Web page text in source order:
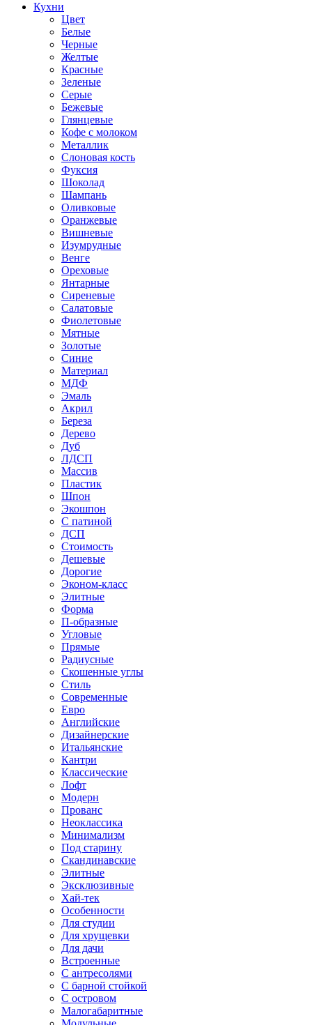
Кухни
Цвет
Белые
Черные
Желтые
Красные
Зеленые
Серые
Бежевые
Глянцевые
Кофе с молоком
Металлик
Слоновая кость
Фуксия
Шоколад
Шампань
Оливковые
Оранжевые
Вишневые
Изумрудные
Венге
Ореховые
Янтарные
Сиреневые
Салатовые
Фиолетовые
Мятные
Золотые
Синие
Материал
МДФ
Эмаль
Акрил
Береза
Дерево
Дуб
ЛДСП
Массив
Пластик
Шпон
Экошпон
С патиной
ДСП
Стоимость
Дешевые
Дорогие
Эконом-класс
Элитные
Форма
П-образные
Угловые
Прямые
Радиусные
Скошенные углы
Стиль
Современные
Евро
Английские
Дизайнерские
Итальянские
Кантри
Классические
Лофт
Модерн
Прованс
Неоклассика
Минимализм
Под старину
Скандинавские
Элитные
Эксклюзивные
Хай-тек
Особенности
Для студии
Для хрущевки
Для дачи
Встроенные
С антресолями
С барной стойкой
С островом
Малогабаритные